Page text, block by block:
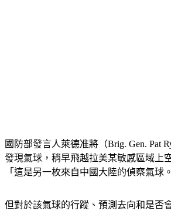
國防部發言人萊德准將（Brig. Gen. Pat
發現氣球，稍早飛越拉美某敏感區域上